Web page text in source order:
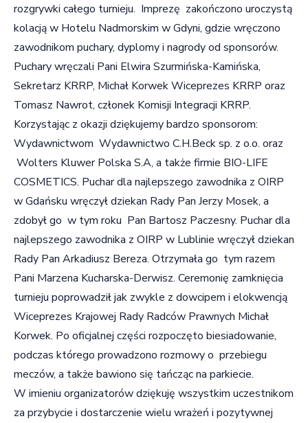
rozgrywki całego turnieju. Imprezę zakończono uroczystą
kolacją w Hotelu Nadmorskim w Gdyni, gdzie wręczono
zawodnikom puchary, dyplomy i nagrody od sponsorów.
Puchary wręczali Pani Elwira Szurmińska-Kamińska,
Sekretarz KRRP, Michał Korwek Wiceprezes KRRP oraz
Tomasz Nawrot, członek Komisji Integracji KRRP.
Korzystając z okazji dziękujemy bardzo sponsorom:
Wydawnictwom Wydawnictwo C.H.Beck sp. z o.o. oraz
Wolters Kluwer Polska S.A, a także firmie BIO-LIFE
COSMETICS. Puchar dla najlepszego zawodnika z OIRP
w Gdańsku wręczył dziekan Rady Pan Jerzy Mosek, a
zdobył go w tym roku Pan Bartosz Paczesny. Puchar dla
najlepszego zawodnika z OIRP w Lublinie wręczył dziekan
Rady Pan Arkadiusz Bereza. Otrzymała go tym razem
Pani Marzena Kucharska-Derwisz. Ceremonię zamknięcia
turnieju poprowadził jak zwykle z dowcipem i elokwencją
Wiceprezes Krajowej Rady Radców Prawnych Michał
Korwek. Po oficjalnej części rozpoczęto biesiadowanie,
podczas którego prowadzono rozmowy o przebiegu
meczów, a także bawiono się tańcząc na parkiecie.
W imieniu organizatorów dziękuję wszystkim uczestnikom
za przybycie i dostarczenie wielu wrażeń i pozytywnej